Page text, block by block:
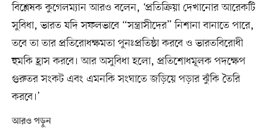
বিশ্লেষক কুগেলম্যান আরও বলেন, ‘প্রতিক্রিয়া দেখানোর আরেকটি
সুবিধা, ভারত যদি সফলভাবে “সন্ত্রাসীদের” নিশানা বানাতে পারে,
তবে তা তার প্রতিরোধক্ষমতা পুনঃপ্রতিষ্ঠা করবে ও ভারতবিরোধী
হুমকি হ্রাস করবে। আর অসুবিধা হলো, প্রতিশোধমূলক পদক্ষেপ
গুরুতর সংকট এবং এমনকি সংঘাতে জড়িয়ে পড়ার ঝুঁকি তৈরি
করবে।’
আরও পড়ুন